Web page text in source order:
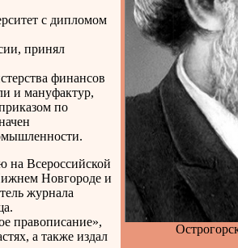
с дипломом
принял
финансов
и мануфактур,
по
на Всероссийской
Новгороде и
журнала
правописание»,
а также издал